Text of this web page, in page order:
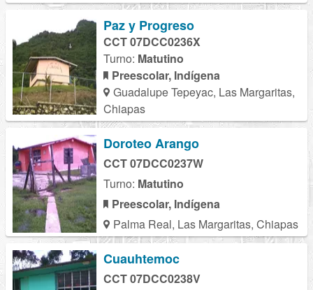
Paz y Progreso
CCT 07DCC0236X
Turno: Matutino
Preescolar, Indígena
Guadalupe Tepeyac, Las Margaritas,
Chiapas
Doroteo Arango
CCT 07DCC0237W
Turno: Matutino
Preescolar, Indígena
Palma Real, Las Margaritas, Chiapas
Cuauhtemoc
CCT 07DCC0238V